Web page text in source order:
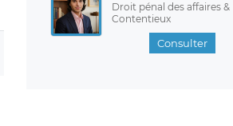
Droit pénal des affaires &
Contentieux
Consulter